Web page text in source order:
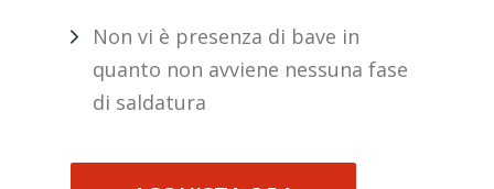
Non vi è presenza di bave in
quanto non avviene nessuna fase
di saldatura